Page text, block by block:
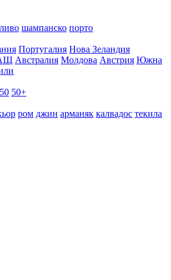
шампанско порто
Португалия Нова Зеландия
Австралия Молдова Австрия Южна
50+
ром джин арманяк калвадос текила